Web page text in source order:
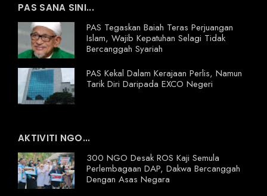
PAS SANA SINI...
PAS Tegaskan Baiah Teras Perjuangan
Islam, Wajib Kepatuhan Selagi Tidak
Bercanggah Syariah
PAS Kekal Dalam Kerajaan Perlis, Namun
Tarik Diri Daripada EXCO Negeri
AKTIVITI NGO...
300 NGO Desak ROS Kaji Semula
Perlembagaan DAP, Dakwa Bercanggah
Dengan Asas Negara